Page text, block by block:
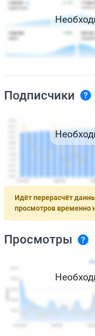
Подписчики
Идёт перерасчёт
просмотров временно
Просмотры